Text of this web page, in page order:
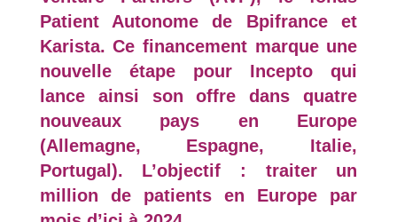
Patient Autonome de Bpifrance et
Karista. Ce financement marque une
nouvelle étape pour Incepto qui
lance ainsi son offre dans quatre
nouveaux pays en Europe
(Allemagne, Espagne, Italie,
Portugal). L’objectif : traiter un
million de patients en Europe par